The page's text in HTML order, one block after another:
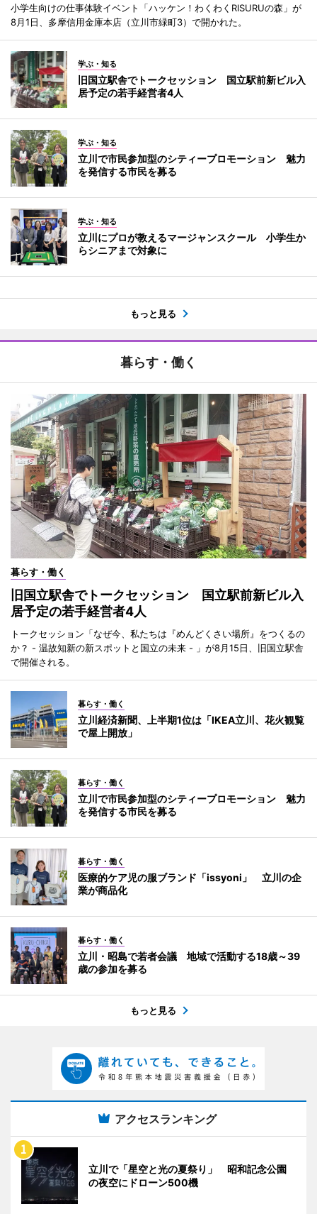
小学生向けの仕事体験イベント「ハッケン！わくわくRISURUの森」が
8月1日、多摩信用金庫本店（立川市緑町3）で開かれた。
学ぶ・知る
旧国立駅舎でトークセッション 国立駅前新ビル入
居予定の若手経営者4人
学ぶ・知る
立川で市民参加型のシティープロモーション 魅力
を発信する市民を募る
学ぶ・知る
立川にプロが教えるマージャンスクール 小学生か
らシニアまで対象に
もっと見る
暮らす・働く
暮らす・働く
旧国立駅舎でトークセッション 国立駅前新ビル入
居予定の若手経営者4人
トークセッション「なぜ今、私たちは『めんどくさい場所』をつくるの
か？ - 温故知新の新スポットと国立の未来 - 」が8月15日、旧国立駅舎
で開催される。
暮らす・働く
立川経済新聞、上半期1位は「IKEA立川、花火観覧
で屋上開放」
暮らす・働く
立川で市民参加型のシティープロモーション 魅力
を発信する市民を募る
暮らす・働く
医療的ケア児の服ブランド「issyoni」 立川の企
業が商品化
暮らす・働く
立川・昭島で若者会議 地域で活動する18歳～39
歳の参加を募る
もっと見る
アクセスランキング
立川で「星空と光の夏祭り」 昭和記念公園
の夜空にドローン500機